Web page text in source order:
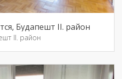
Будапешт II. район
II. район